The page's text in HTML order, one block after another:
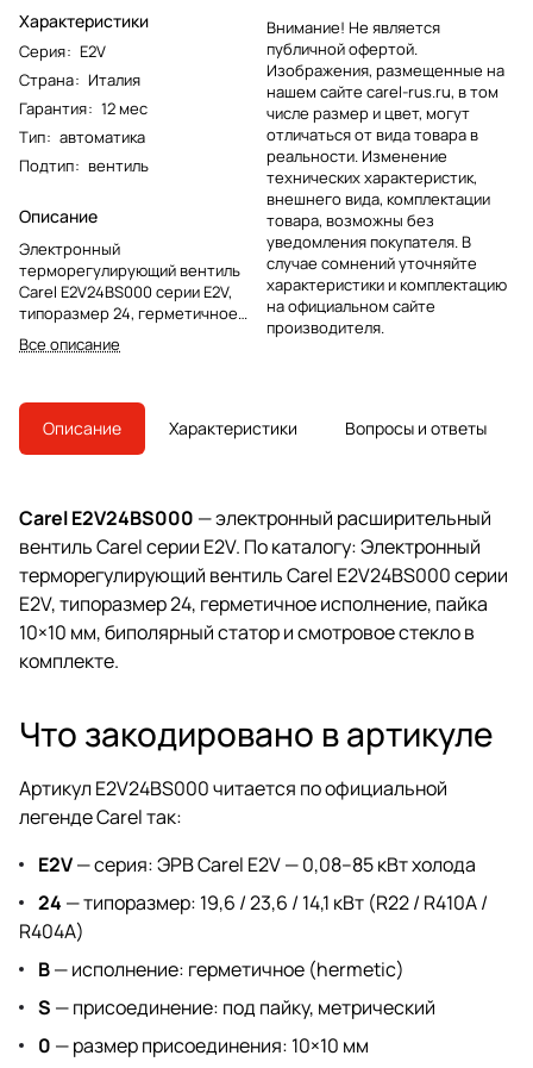
Характеристики
Серия: E2V
Страна: Италия
Гарантия: 12 мес
Тип: автоматика
Подтип: вентиль
Описание
Электронный
терморегулирующий вентиль
Carel E2V24BS000 серии E2V,
типоразмер 24, герметичное
исполнение, пайка 10×10 мм,
биполярный статор и смотровое
Все описание
Внимание! Не является
публичной офертой.
Изображения, размещенные на
нашем сайте carel-rus.ru, в том
числе размер и цвет, могут
отличаться от вида товара в
реальности. Изменение
технических характеристик,
внешнего вида, комплектации
товара, возможны без
уведомления покупателя. В
случае сомнений уточняйте
характеристики и комплектацию
на официальном сайте
производителя.
Описание Характеристики Вопросы и ответы
Carel E2V24BS000 — электронный расширительный
вентиль Carel серии E2V. По каталогу: Электронный
терморегулирующий вентиль Carel E2V24BS000 серии
E2V, типоразмер 24, герметичное исполнение, пайка
10×10 мм, биполярный статор и смотровое стекло в
комплекте.
Что закодировано в артикуле
Артикул E2V24BS000 читается по официальной
легенде Carel так:
E2V— серия: ЭРВ Carel E2V — 0,08–85 кВт холода
24 — типоразмер: 19,6 / 23,6 / 14,1 кВт (R22 / R410A /
R404A)
B— исполнение: герметичное (hermetic)
S — присоединение: под пайку, метрический
0 — размер присоединения: 10×10 мм